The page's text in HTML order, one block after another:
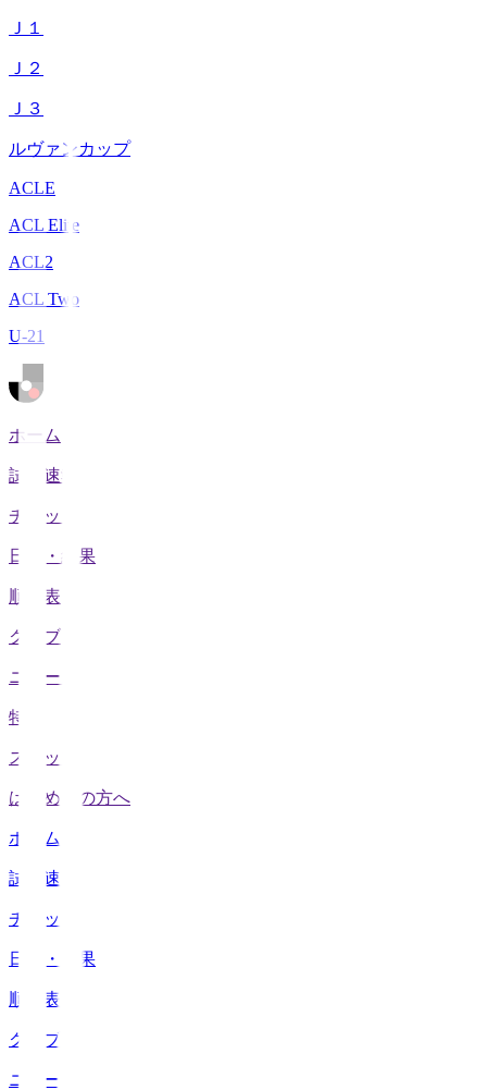
Ｊ１
Ｊ２
Ｊ３
ルヴァンカップ
ACLE
ACL Elite
ACL2
ACL Two
U-21
ホーム
試合速報
チケット
日程・結果
順位表
クラブ
ニュース
特集
スタッツ
はじめての方へ
ホーム
試合速報
チケット
日程・結果
順位表
クラブ
ニュース